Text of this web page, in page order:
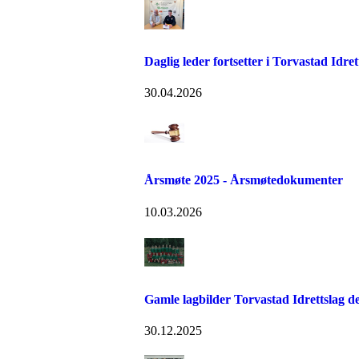
Daglig leder fortsetter i Torvastad
30.04.2026
Årsmøte 2025 - Årsmøtedokumenter
10.03.2026
Gamle lagbilder Torvastad Idrettslag
30.12.2025